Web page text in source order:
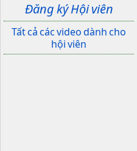
Đăng ký Hội viên
Tất cả các video dành cho
hội viên